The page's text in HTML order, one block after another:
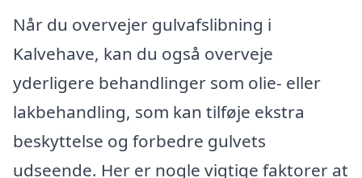
Når du overvejer gulvafslibning i
Kalvehave, kan du også overveje
yderligere behandlinger som olie- eller
lakbehandling, som kan tilføje ekstra
beskyttelse og forbedre gulvets
udseende. Her er nogle vigtige faktorer at